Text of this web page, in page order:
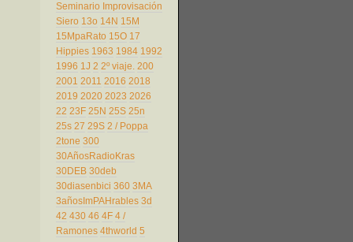
Seminario Improvisación
Siero 13o 14N 15M
15MpaRato 15O 17
Hippies 1963 1984 1992
1996 1J 2 2º viaje. 200
2001 2011 2016 2018
2019 2020 2023 2026
22 23F 25N 25S 25n
25s 27 29S 2 / Poppa
2tone 300
30AñosRadioKras
30DEB 30deb
30diasenbici 360 3MA
3añosImPAHrables 3d
42 430 46 4F 4 /
Ramones 4thworld 5